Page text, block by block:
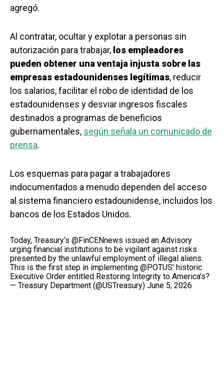
agregó.
Al contratar, ocultar y explotar a personas sin
autorización para trabajar, los empleadores
pueden obtener una ventaja injusta sobre las
empresas estadounidenses legítimas, reducir
los salarios, facilitar el robo de identidad de los
estadounidenses y desviar ingresos fiscales
destinados a programas de beneficios
gubernamentales, según señala un comunicado de
prensa.
Los esquemas para pagar a trabajadores
indocumentados a menudo dependen del acceso
al sistema financiero estadounidense, incluidos los
bancos de los Estados Unidos.
Today, Treasury’s @FinCENnews issued an Advisory
urging financial institutions to be vigilant against risks
presented by the unlawful employment of illegal aliens.
This is the first step in implementing @POTUS’ historic
Executive Order entitled Restoring Integrity to America’s?
— Treasury Department (@USTreasury) June 5, 2026